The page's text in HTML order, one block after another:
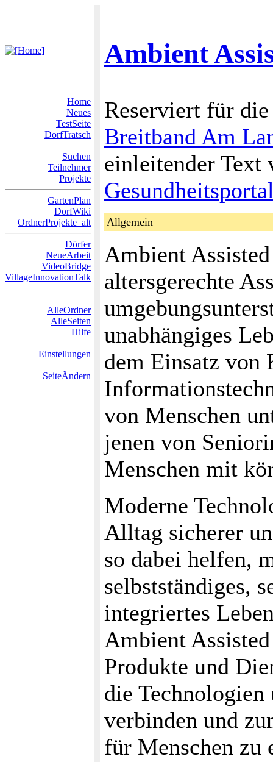
Ambient
Home
Neues
TestSeite
DorfTratsch
Suchen
Teilnehmer
Projekte
GartenPlan
DorfWiki
OrdnerProjekte_alt
Dörfer
NeueArbeit
VideoBridge
VillageInnovationTalk
AlleOrdner
AlleSeiten
Hilfe
Einstellungen
SeiteÄndern
Reserviert für
Breitband Am
einleitender
Allgemein
Ambient
altersgerechte
unabhängiges
dem Einsatz von
von Menschen
jenen von
Menschen mit
Moderne
Alltag sicherer
so dabei helfen,
selbstständiges,
integriertes
Ambient
Produkte und
die
verbinden und
für Menschen zu